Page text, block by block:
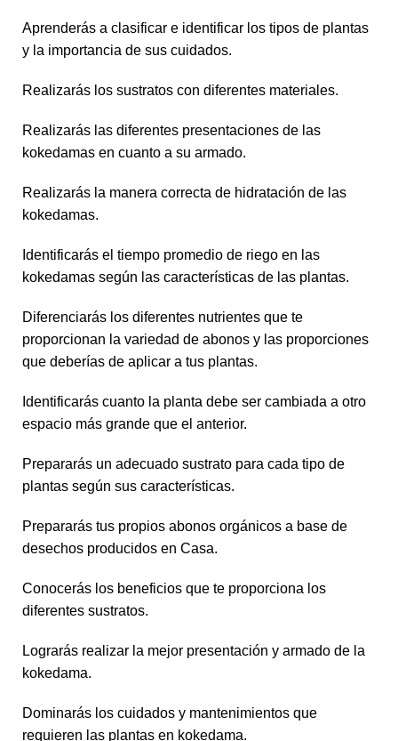
Aprenderás a clasificar e identificar los tipos de plantas
y la importancia de sus cuidados.
Realizarás los sustratos con diferentes materiales.
Realizarás las diferentes presentaciones de las
kokedamas en cuanto a su armado.
Realizarás la manera correcta de hidratación de las
kokedamas.
Identificarás el tiempo promedio de riego en las
kokedamas según las características de las plantas.
Diferenciarás los diferentes nutrientes que te
proporcionan la variedad de abonos y las proporciones
que deberías de aplicar a tus plantas.
Identificarás cuanto la planta debe ser cambiada a otro
espacio más grande que el anterior.
Prepararás un adecuado sustrato para cada tipo de
plantas según sus características.
Prepararás tus propios abonos orgánicos a base de
desechos producidos en Casa.
Conocerás los beneficios que te proporciona los
diferentes sustratos.
Lograrás realizar la mejor presentación y armado de la
kokedama.
Dominarás los cuidados y mantenimientos que
requieren las plantas en kokedama.